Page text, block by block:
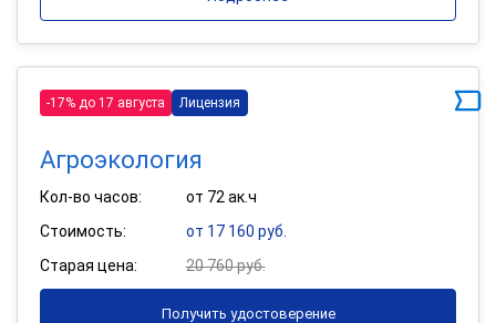
-17% до 17 августа Лицензия
Агроэкология
Кол-во часов:
от 72 ак.ч
Стоимость:
от 17 160 руб.
Старая цена:
20 760 руб.
Получить удостоверение